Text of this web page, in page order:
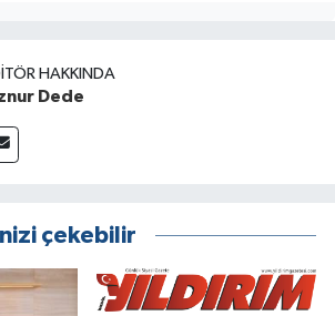
HAKKINDA
Dede
çekebilir